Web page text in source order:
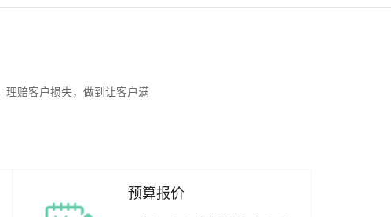
理赔客户损失，做到让客户满
预算报价